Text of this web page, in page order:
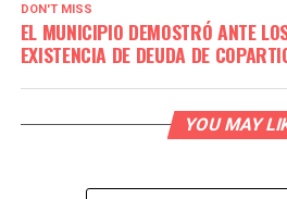
DON'T MISS
EL MUNICIPIO DEMOSTRÓ ANTE
EXISTENCIA DE DEUDA DE
YOU MAY